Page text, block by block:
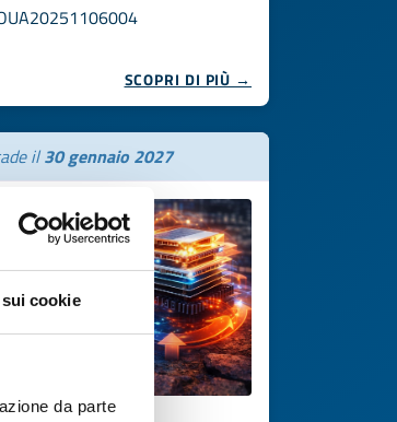
cookie
da parte
SCOPRI DI PIÙ →
il30 gennaio 2027